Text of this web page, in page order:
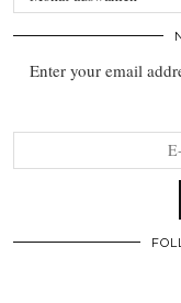
Enter your email